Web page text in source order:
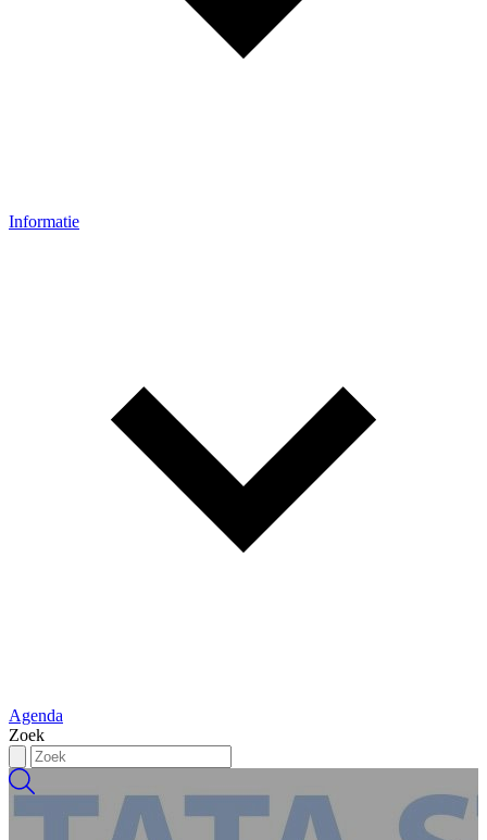
Informatie
Agenda
Zoek